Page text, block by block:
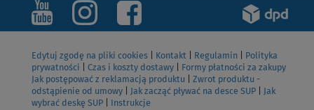
Edytuj zgodę na pliki cookies Kontakt Regulamin
Polityka
prywatności
Czas i koszty dostawy
Formy płatności za zakupy
Jak postępować z reklamacją produktu
Zwrot produktu -
odstąpienie od umowy
Jak zacząć pływać na desce SUP
Jak
wybrać deskę SUP
Instrukcje